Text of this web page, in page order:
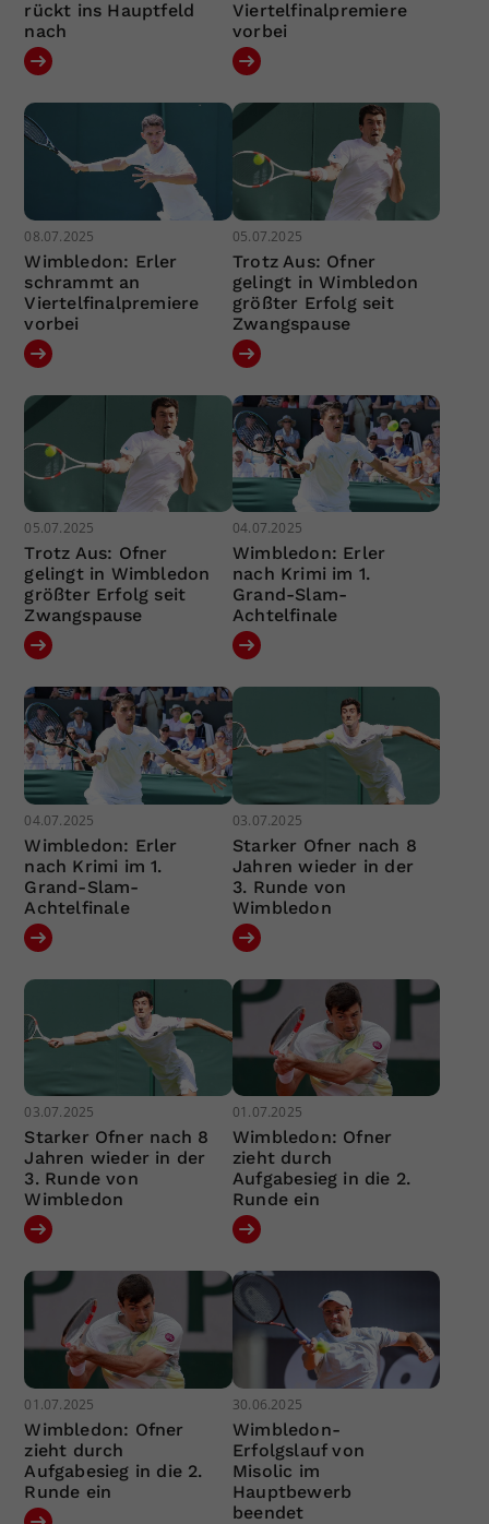
rückt ins Hauptfeld
nach
Viertelfinalpremiere
vorbei
08.07.2025
Wimbledon: Erler
schrammt an
Viertelfinalpremiere
vorbei
05.07.2025
Trotz Aus: Ofner
gelingt in Wimbledon
größter Erfolg seit
Zwangspause
05.07.2025
Trotz Aus: Ofner
gelingt in Wimbledon
größter Erfolg seit
Zwangspause
04.07.2025
Wimbledon: Erler
nach Krimi im 1.
Grand-Slam-
Achtelfinale
04.07.2025
Wimbledon: Erler
nach Krimi im 1.
Grand-Slam-
Achtelfinale
03.07.2025
Starker Ofner nach 8
Jahren wieder in der
3. Runde von
Wimbledon
03.07.2025
Starker Ofner nach 8
Jahren wieder in der
3. Runde von
Wimbledon
01.07.2025
Wimbledon: Ofner
zieht durch
Aufgabesieg in die 2.
Runde ein
01.07.2025
Wimbledon: Ofner
zieht durch
Aufgabesieg in die 2.
Runde ein
30.06.2025
Wimbledon-
Erfolgslauf von
Misolic im
Hauptbewerb
beendet